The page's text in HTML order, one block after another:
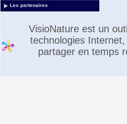
Les partenaires
VisioNature est un
technologies
partager en temps